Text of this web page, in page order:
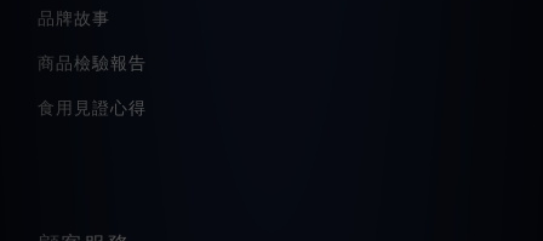
品牌故事
商品檢驗報告
食用見證心得